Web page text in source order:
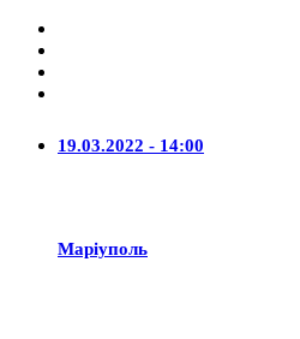
19.03.2022 - 14:00
Маріуполь